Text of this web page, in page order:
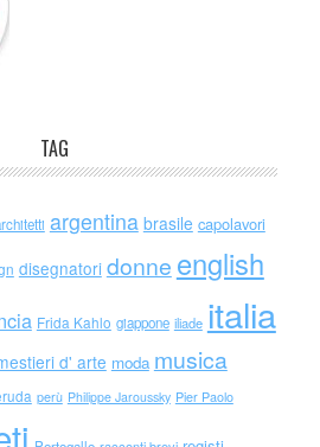
TAG
argentina brasile capolavori
disegnatori donne english
Frida Kahlo giappone iliade italia
d' arte moda musica
perù Philippe Jaroussky Pier Paolo